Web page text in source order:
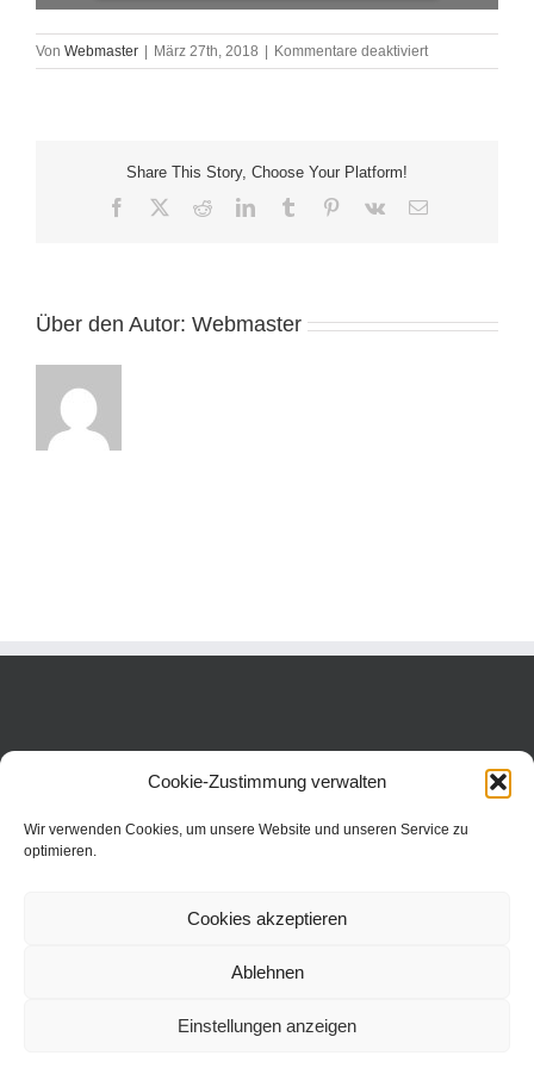
Cookie-Zustimmung verwalten
Wir verwenden Cookies, um unsere Website und unseren Service zu
optimieren.
Cookies akzeptieren
Ablehnen
Einstellungen anzeigen
Von Webmaster März 27th, 2018 Kommentare deaktiviertfür
Landhandel
Share This Story, Choose Your Platform!
Facebook RedditLinkedInTumblr Pinterest
Vk
E-
Über den Autor: Webmaster
Copyright 2016 Dr. Neinhaus Verlag AG | Wollgrasweg 31 | 70599